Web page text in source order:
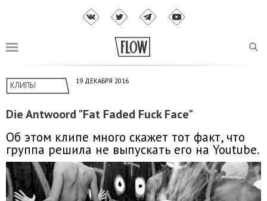
КЛИПЫ 19 ДЕКАБРЯ 2016
Die Antwoord "Fat Faded Fuck Face"
Об этом клипе много скажет тот факт, что
группа решила не выпускать его на Youtube.